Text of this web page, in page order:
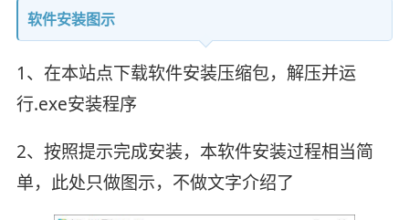
软件安装图示
1、在本站点下载软件安装压缩包，解压并运
行.exe安装程序
2、按照提示完成安装，本软件安装过程相当简
单，此处只做图示，不做文字介绍了